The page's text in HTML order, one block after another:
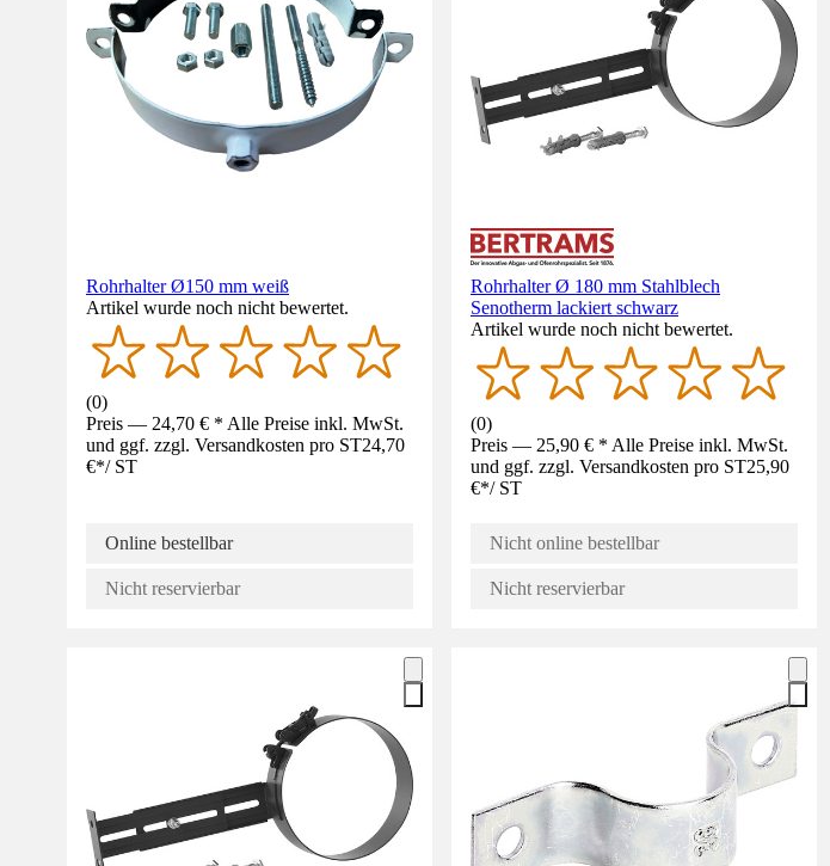
Rohrhalter Ø150 mm weiß
Artikel wurde noch nicht bewertet.
(0)
Preis — 24,70 € * Alle Preise inkl. MwSt.
und ggf. zzgl. Versandkosten pro ST24,70
€*/ ST
Online bestellbar
Nicht reservierbar
Rohrhalter Ø 180 mm Stahlblech
Senotherm lackiert schwarz
Artikel wurde noch nicht bewertet.
(0)
Preis — 25,90 € * Alle Preise inkl. MwSt.
und ggf. zzgl. Versandkosten pro ST25,90
€*/ ST
Nicht online bestellbar
Nicht reservierbar